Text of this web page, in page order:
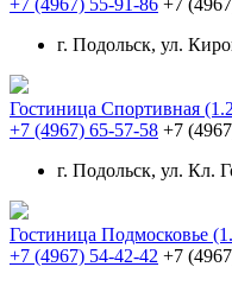
г. Подольск, ул.
Гостиница Спортивная
+7 (4967) 65-57-58 +7
г. Подольск, ул. Кл.
Гостиница Подмосковье
+7 (4967) 54-42-42 +7